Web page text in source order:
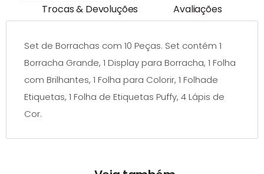
Trocas & Devoluções
Avaliações
Set de Borrachas com 10 Peças. Set contém 1
Borracha Grande, 1 Display para Borracha, 1 Folha
com Brilhantes, 1 Folha para Colorir, 1 Folhade
Etiquetas, 1 Folha de Etiquetas Puffy, 4 Lápis de
Cor.